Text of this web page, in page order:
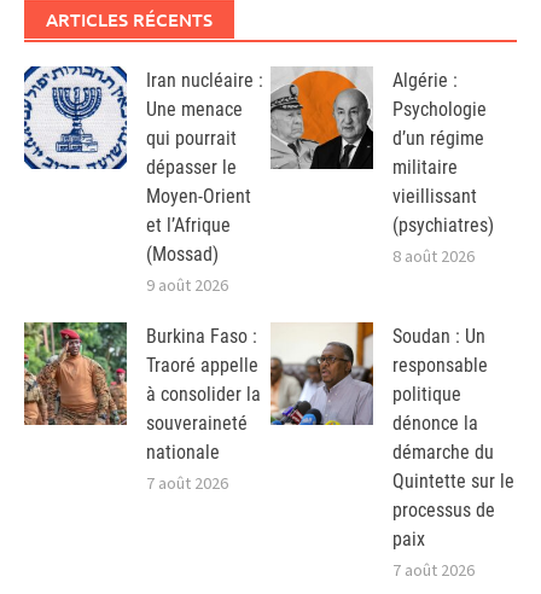
ARTICLES RÉCENTS
Iran nucléaire :
Une menace
qui pourrait
dépasser le
Moyen-Orient
et l’Afrique
(Mossad)
9 août 2026
Algérie :
Psychologie
d’un régime
militaire
vieillissant
(psychiatres)
8 août 2026
Burkina Faso :
Traoré appelle
à consolider la
souveraineté
nationale
7 août 2026
Soudan : Un
responsable
politique
dénonce la
démarche du
Quintette sur le
processus de
paix
7 août 2026